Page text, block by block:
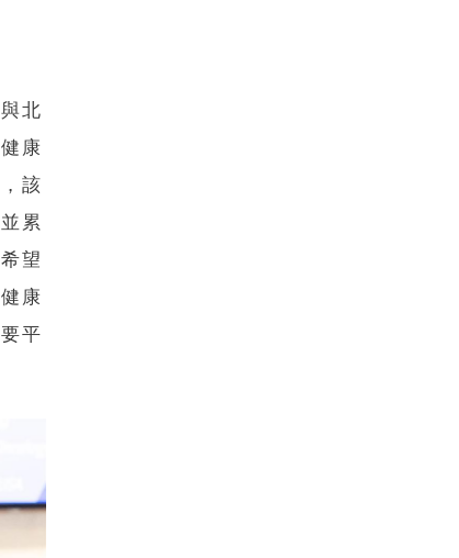
北
康
該
累
望
康
平